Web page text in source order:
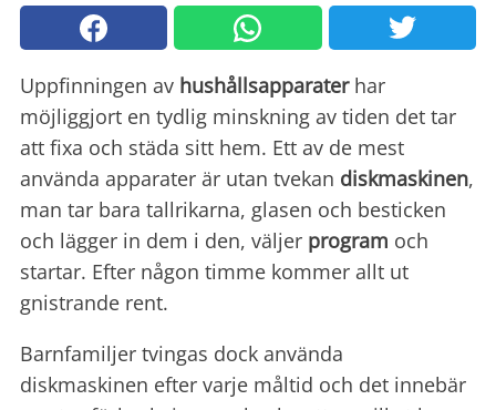
Uppfinningen av hushållsapparaterhar
möjliggjort en tydlig minskning av tiden det tar
att fixa och städa sitt hem. Ett av de mest
använda apparater är utan tvekan diskmaskinen,
man tar bara tallrikarna, glasen och besticken
och lägger in dem i den, väljer program och
startar. Efter någon timme kommer allt ut
gnistrande rent.
Barnfamiljer tvingas dock använda
diskmaskinen efter varje måltid och det innebär